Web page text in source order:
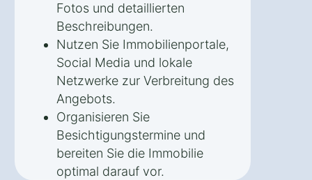
Fotos und detaillierten
Beschreibungen.
Nutzen Sie Immobilienportale,
Social Media und lokale
Netzwerke zur Verbreitung des
Angebots.
Organisieren Sie
Besichtigungstermine und
bereiten Sie die Immobilie
optimal darauf vor.